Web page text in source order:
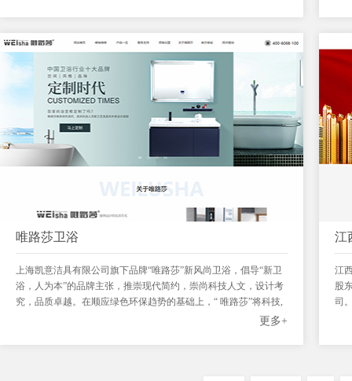
唯路莎卫浴
上海凯意洁具有限公司旗下品牌“唯路莎”新风尚卫浴，倡导“新卫
浴，人为本”的品牌主张，推崇现代简约，崇尚科技人文，设计考
究，品质卓越。在顺应绿色环保趋势的基础上，“ 唯路莎”将科技,
自然，简约揉为一体，紧扣人性化元素，用心为消费者缔造时代
更多+
江
江
股
司